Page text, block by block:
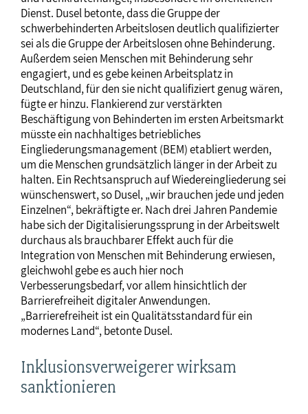
Dienst. Dusel betonte, dass die Gruppe der
schwerbehinderten Arbeitslosen deutlich qualifizierter
sei als die Gruppe der Arbeitslosen ohne Behinderung.
Außerdem seien Menschen mit Behinderung sehr
engagiert, und es gebe keinen Arbeitsplatz in
Deutschland, für den sie nicht qualifiziert genug wären,
fügte er hinzu. Flankierend zur verstärkten
Beschäftigung von Behinderten im ersten Arbeitsmarkt
müsste ein nachhaltiges betriebliches
Eingliederungsmanagement (BEM) etabliert werden,
um die Menschen grundsätzlich länger in der Arbeit zu
halten. Ein Rechtsanspruch auf Wiedereingliederung sei
wünschenswert, so Dusel, „wir brauchen jede und jeden
Einzelnen“, bekräftigte er. Nach drei Jahren Pandemie
habe sich der Digitalisierungssprung in der Arbeitswelt
durchaus als brauchbarer Effekt auch für die
Integration von Menschen mit Behinderung erwiesen,
gleichwohl gebe es auch hier noch
Verbesserungsbedarf, vor allem hinsichtlich der
Barrierefreiheit digitaler Anwendungen.
„Barrierefreiheit ist ein Qualitätsstandard für ein
modernes Land“, betonte Dusel.
Inklusionsverweigerer wirksam
sanktionieren